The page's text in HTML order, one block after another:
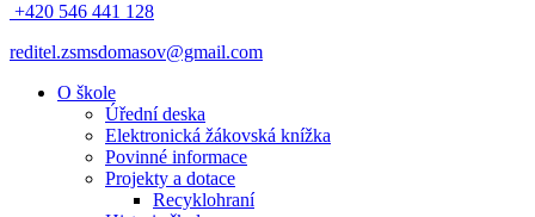
+420 546 441 128
reditel.zsmsdomasov@gmail.com
O škole
Úřední deska
Elektronická žákovská knížka
Povinné informace
Projekty a dotace
Recyklohraní